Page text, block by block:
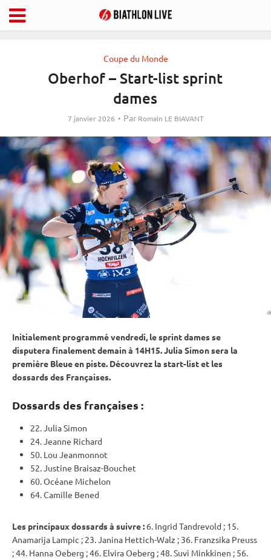
Coupe du Monde
Oberhof – Start-list sprint
dames
7 janvier 2026 Par Romain LE BIAVANT
Initialement programmé vendredi, lesprintdames se
disputera finalement demain à 14H15. Julia Simon sera la
première Bleue en piste. Découvrez la start-list et les
dossards des Françaises.
Dossards des françaises :
22. Julia Simon
24. Jeanne Richard
50. Lou Jeanmonnot
52. Justine Braisaz-Bouchet
60. Océane Michelon
64. Camille Bened
Les principaux dossards à suivre : 6. Ingrid Tandrevold ; 15.
Anamarija Lampic ; 23. Janina Hettich-Walz ; 36. Franzsika Preuss
; 44. Hanna Oeberg ; 46. Elvira Oeberg ; 48. Suvi Minkkinen ; 56.